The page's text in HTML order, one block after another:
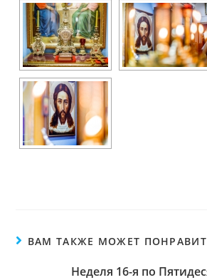
ВАМ ТАКЖЕ МОЖЕТ
Неделя 16-я по